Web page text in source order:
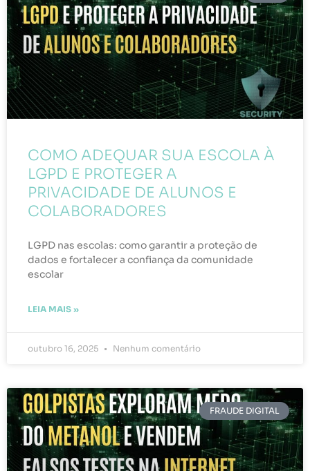
COMO ADEQUAR SUA ESCOLA À
LGPD E PROTEGER A
PRIVACIDADE DE ALUNOS E
COLABORADORES
LGPD nas escolas: como garantir a proteção de
dados e fortalecer a confiança da comunidade
escolar
LEIA MAIS »
outubro 16, 2025 Nenhum comentário
FRAUDE DIGITAL